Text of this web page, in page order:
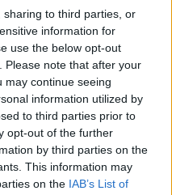
to third parties, or
information for
use the below opt-out
Please note that after your
may continue seeing
information utilized by
to third parties prior to
opt-out of the further
by third parties on the
This information may
on the IAB’s List of
la superficie
Vanno
da bagno, purché
anche picchiettare
un effetto più